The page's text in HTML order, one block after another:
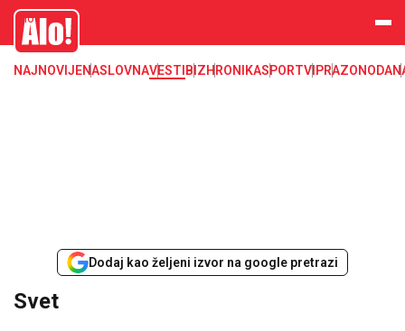
Svet, Ruske vesti, Planeta, Region
Alo
NAJNOVIJENASLOVNAVESTI BIZHRONIKASPORTVIPRAZONODA
Dodaj kao željeni izvor na google pretrazi
Svet